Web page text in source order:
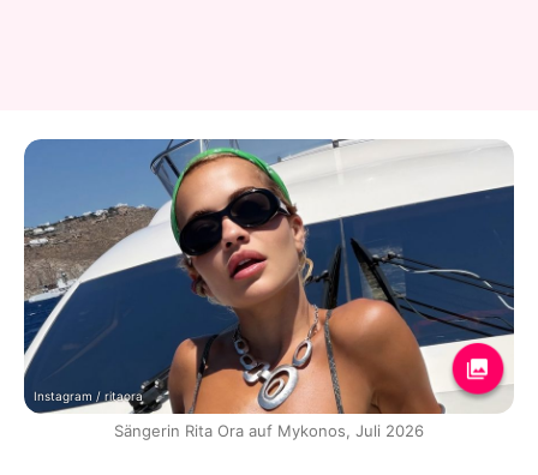
Instagram / ritaora
Sängerin Rita Ora auf Mykonos, Juli 2026